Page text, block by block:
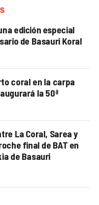
edición especial
de Basauri Koral
coral en la carpa
la 50ª
La Coral, Sarea y
final de BAT en
de Basauri